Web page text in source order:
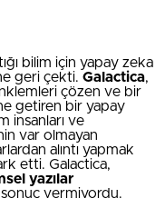
bilim için yapay zeka
geri çekti. Galactica,
çözen ve bir
getiren bir yapay
insanları ve
var olmayan
alıntı yapmak
etti. Galactica,
yazılar
sonuç vermiyordu.